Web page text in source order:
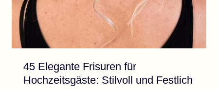
45 Elegante Frisuren für
Hochzeitsgäste: Stilvoll und Festlich